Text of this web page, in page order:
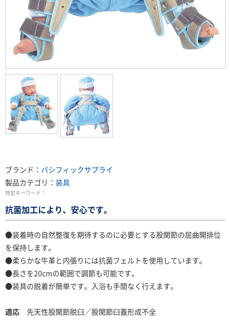
ブランド： パシフィックサプライ
製品カテゴリ： 装具
特定キーワード：
抗菌加工により、安心です。
●装着時の自然整復を期待するのに必要とする股関節の屈曲開排位
を保持します。
●柔らかな牛革と内張りには抗菌フェルトを使用しています。
●長さを20cmの範囲で調節も可能です。
●装具の脱着が簡単です。入浴も手間なく行えます。
適応 先天性股関節脱臼／股関節臼蓋形成不全